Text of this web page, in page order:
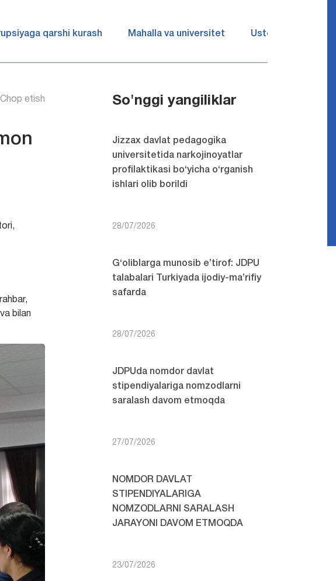
qarshi kurash Mahalla va universitet Ustozlar suhbatin
Chop etish
bilan
So'nggi yangiliklar
Jizzax davlat pedagogika
universitetida narkojinoyatlar
profilaktikasi bo‘yicha o‘rganish
ishlari olib borildi
28/07/2026
G‘oliblarga munosib e’tirof: JDPU
talabalari Turkiyada ijodiy-ma’rifiy
safarda
28/07/2026
JDPUda nomdor davlat
stipendiyalariga nomzodlarni
saralash davom etmoqda
27/07/2026
NOMDOR DAVLAT
STIPENDIYALARIGA
NOMZODLARNI SARALASH
JARAYONI DAVOM ETMOQDA
23/07/2026